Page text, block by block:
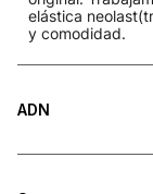
elástica
y comodidad.
ADN